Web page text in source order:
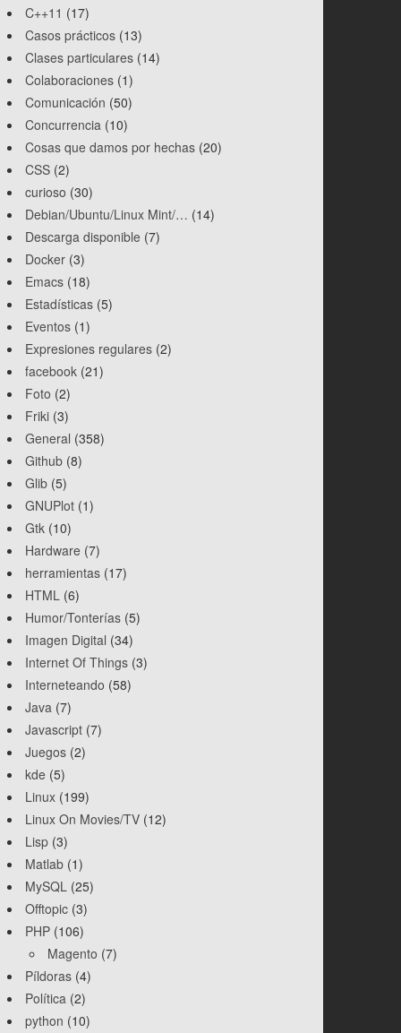
C++11 (17)
Casos prácticos (13)
Clases particulares (14)
Colaboraciones (1)
Comunicación (50)
Concurrencia (10)
Cosas que damos por hechas (20)
CSS (2)
curioso (30)
Debian/Ubuntu/Linux Mint/… (14)
Descarga disponible (7)
Docker (3)
Emacs (18)
Estadísticas (5)
Eventos (1)
Expresiones regulares (2)
facebook (21)
Foto (2)
Friki (3)
General (358)
Github (8)
Glib (5)
GNUPlot (1)
Gtk (10)
Hardware (7)
herramientas (17)
HTML (6)
Humor/Tonterías (5)
Imagen Digital (34)
Internet Of Things (3)
Interneteando (58)
Java (7)
Javascript (7)
Juegos (2)
kde (5)
Linux (199)
Linux On Movies/TV (12)
Lisp (3)
Matlab (1)
MySQL (25)
Offtopic (3)
PHP (106)
Magento (7)
Píldoras (4)
Política (2)
python (10)